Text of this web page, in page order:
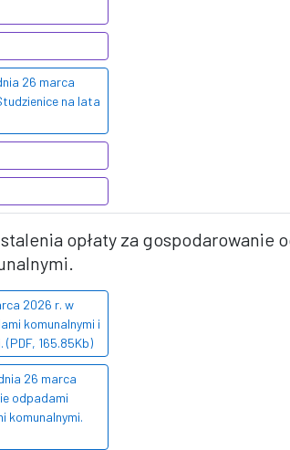
26 marca
na lata
opłaty za gospodarowanie
2026 r. w
komunalnymi i
165.85Kb)
26 marca
odpadami
komunalnymi.